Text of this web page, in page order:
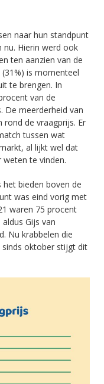
naar hun standpunt
Hierin werd ook
ten aanzien van de
is momenteel
te brengen. In
van de
De meerderheid van
rond de vraagprijs. Er
tussen wat
al lijkt wel dat
weten te vinden.
het bieden boven de
was eind vorig met
waren 75 procent
Gijs van
Nu krabbelen die
oktober stijgt dit